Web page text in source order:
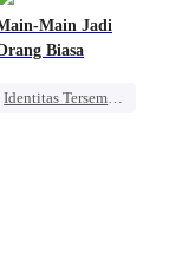
Orang Biasa
Main Jadi
Biasa
Identitas Tersembunyi